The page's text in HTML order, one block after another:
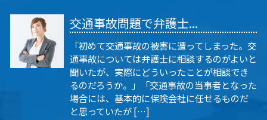
交通事故問題で弁護士...
「初めて交通事故の被害に遭ってしまった。交
通事故については弁護士に相談するのがよいと
聞いたが、実際にどういったことが相談でき
るのだろうか。」「交通事故の当事者となった
場合には、基本的に保険会社に任せるものだ
と思っていたが […]